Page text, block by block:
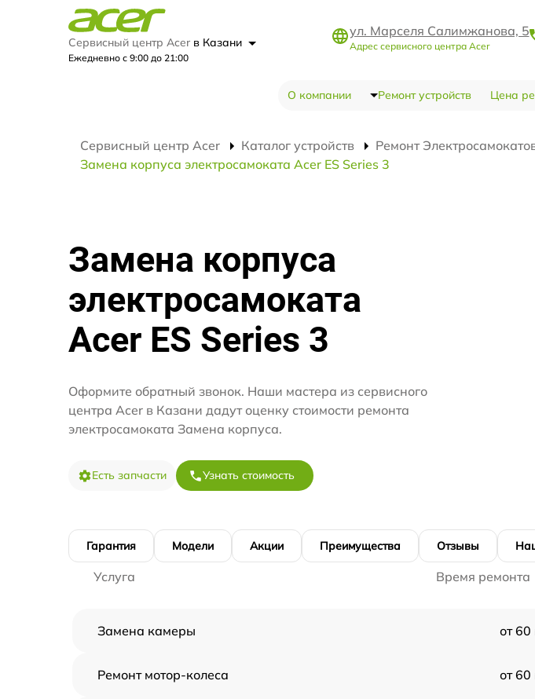
Сервисный центр Acer в Казани
Ежедневно с 9:00 до 21:00
ул. Марселя Салимжанова, 5
Адрес сервисного центра Acer
О компании Ремонт устройств Цена
Сервисный центр Acer Каталог устройств Ремонт
Замена корпуса электросамоката Acer ES Series 3
Замена корпуса
электросамоката
Acer ES Series 3
Оформите обратный звонок. Наши мастера из сервисного
центра Acer в Казани дадут оценку стоимости ремонта
электросамоката Замена корпуса.
Есть запчасти Узнать стоимость
Гарантия Модели Акции Преимущества Отзывы
Услуга Время ремонта
Замена камеры от
Ремонт мотор-колеса от